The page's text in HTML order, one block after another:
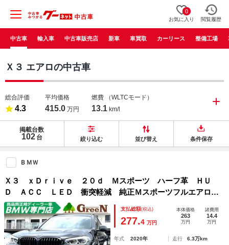
0
お気に入り 閲覧履歴
中古車 輸入車 中古車販売店 新車 車買取 カーリース 整備工場
Ｘ３ エアロの中古車
総合評価
4.3
平均価格
415.0 万円
燃費 （WLTCモード）
13.1 km/l
掲載台数
102 台 絞り込む 並び替え 条件保存
ＢＭＷ
Ｘ３ ｘＤｒｉｖｅ ２０ｄ Ｍスポーツ ハーフ革 ＨＵ
Ｄ ＡＣＣ ＬＥＤ 衝突軽減 純正Ｍスポーツフルエアロ
ブラックグリル ブラック２０ＡＷ パドルシフト 純正ＨＤ
Ｄナビ 地デジ 全方位カメラ ＢＳＭ 前席シートヒータ
ー ドラレコ 禁煙車
支払総額(税込)
277.4 万円
本体価格
263
万円
諸費用
14.4
万円
年式 2020年 走行
6.3万km